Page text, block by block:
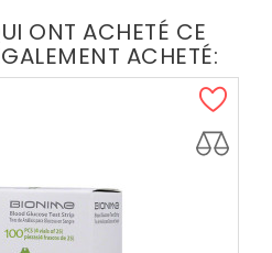
ONT ACHETÉ CE
ACHETÉ: